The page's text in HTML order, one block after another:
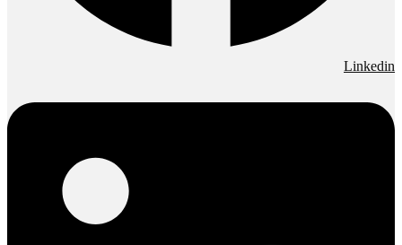
Linkedin